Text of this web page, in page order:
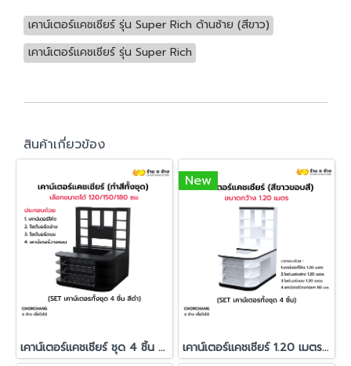
เคาน์เตอร์แคชเชียร์ รุ่น Super Rich ด้านซ้าย (สีขาว)
เคาน์เตอร์แคชเชียร์ รุ่น Super Rich
สินค้าเกี่ยวข้อง
เคาน์เตอร์แคชเชียร์ ชุด 4 ชิ้น ทำสีทั้งชุด สั่งผลิตพิเศษ
New
เคาน์เตอร์แคชเชียร์ 1.20 เมตร สีขาวขอบสี